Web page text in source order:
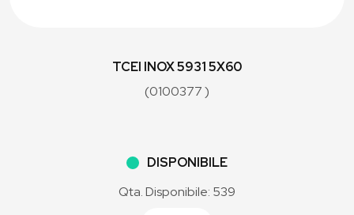
TCEI INOX 5931 5X60
(0100377 )
DISPONIBILE
Qta. Disponibile: 539